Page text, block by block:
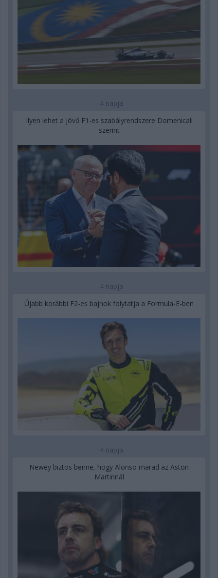
4 napja
Ilyen lehet a jövő F1-es szabályrendszere Domenicali
szerint
4 napja
Újabb korábbi F2-es bajnok folytatja a Formula-E-ben
4 napja
Newey biztos benne, hogy Alonso marad az Aston
Martinnál